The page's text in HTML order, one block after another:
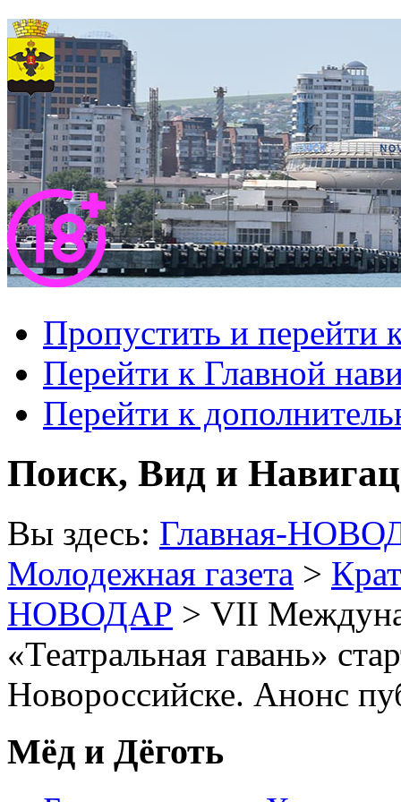
Пропустить и перейти
Перейти к Главной
Перейти к
Поиск, Вид и
Вы здесь: Главная-
Молодежная газета >
НОВОДАР > VII
«Театральная гавань»
Новороссийске. Анонс
Мёд и Дёготь